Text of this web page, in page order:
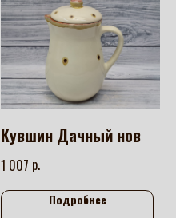
Кувшин Дачный нов
1 007 р.
Подробнее